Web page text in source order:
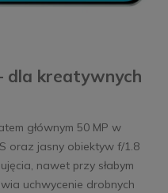
dla kreatywnych
głównym 50 MP w
oraz jasny obiektyw f/1.8
nawet przy słabym
uchwycenie drobnych